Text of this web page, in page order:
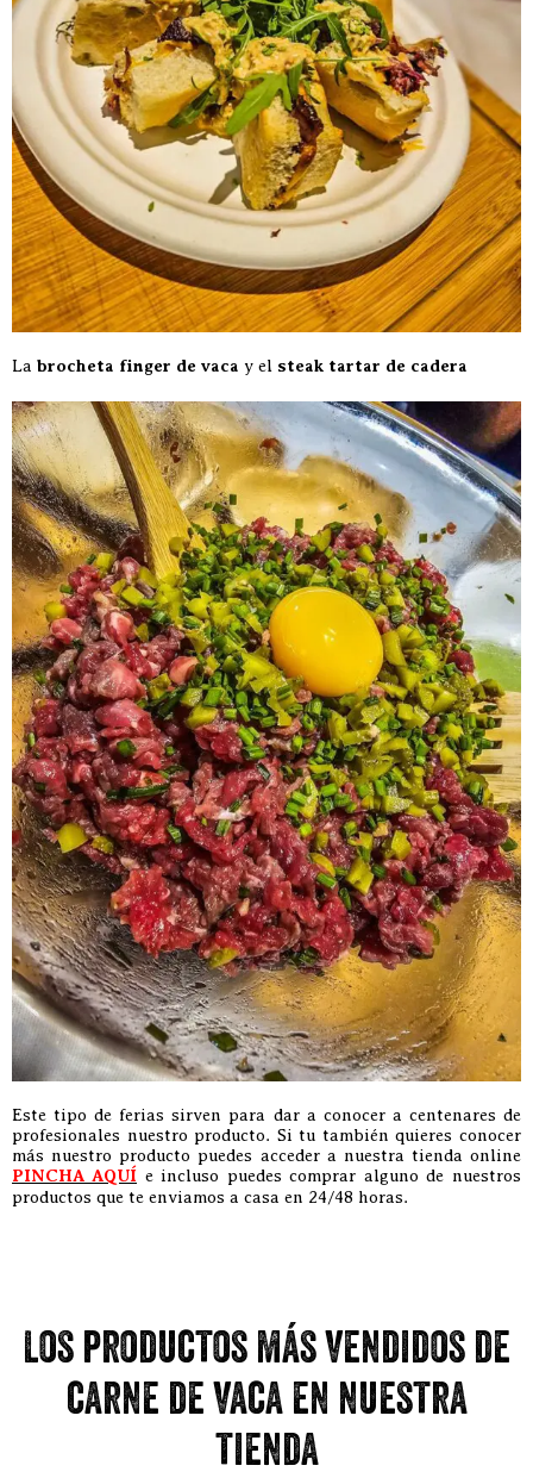
La brocheta finger de vaca y el steak tartar de cadera
Este tipo de ferias sirven para dar a conocer a centenares de
profesionales nuestro producto. Si tu también quieres conocer
más nuestro producto puedes acceder a nuestra tienda online
PINCHA AQUÍ e incluso puedes comprar alguno de nuestros
productos que te enviamos a casa en 24/48 horas.
Los productos más vendidos de
carne de vaca en nuestra
tienda